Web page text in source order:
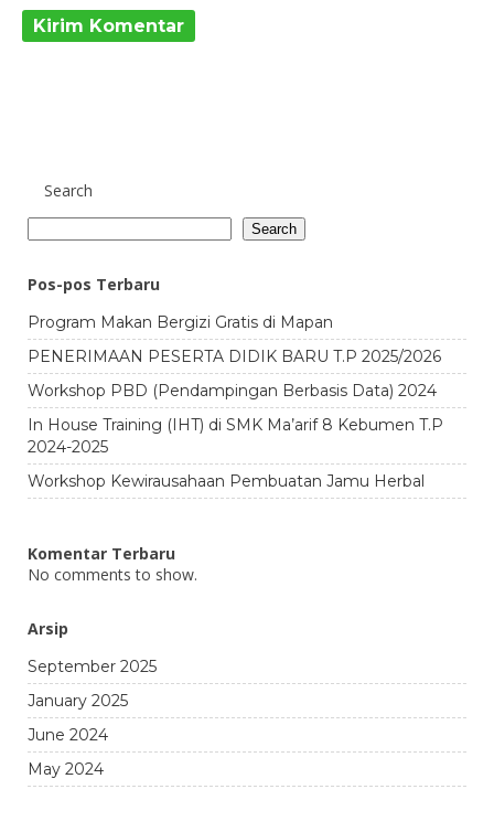
Search
Search
Pos-pos Terbaru
Program Makan Bergizi Gratis di Mapan
PENERIMAAN PESERTA DIDIK BARU T.P 2025/2026
Workshop PBD (Pendampingan Berbasis Data) 2024
In House Training (IHT) di SMK Ma’arif 8 Kebumen T.P
2024-2025
Workshop Kewirausahaan Pembuatan Jamu Herbal
Komentar Terbaru
No comments to show.
Arsip
September 2025
January 2025
June 2024
May 2024